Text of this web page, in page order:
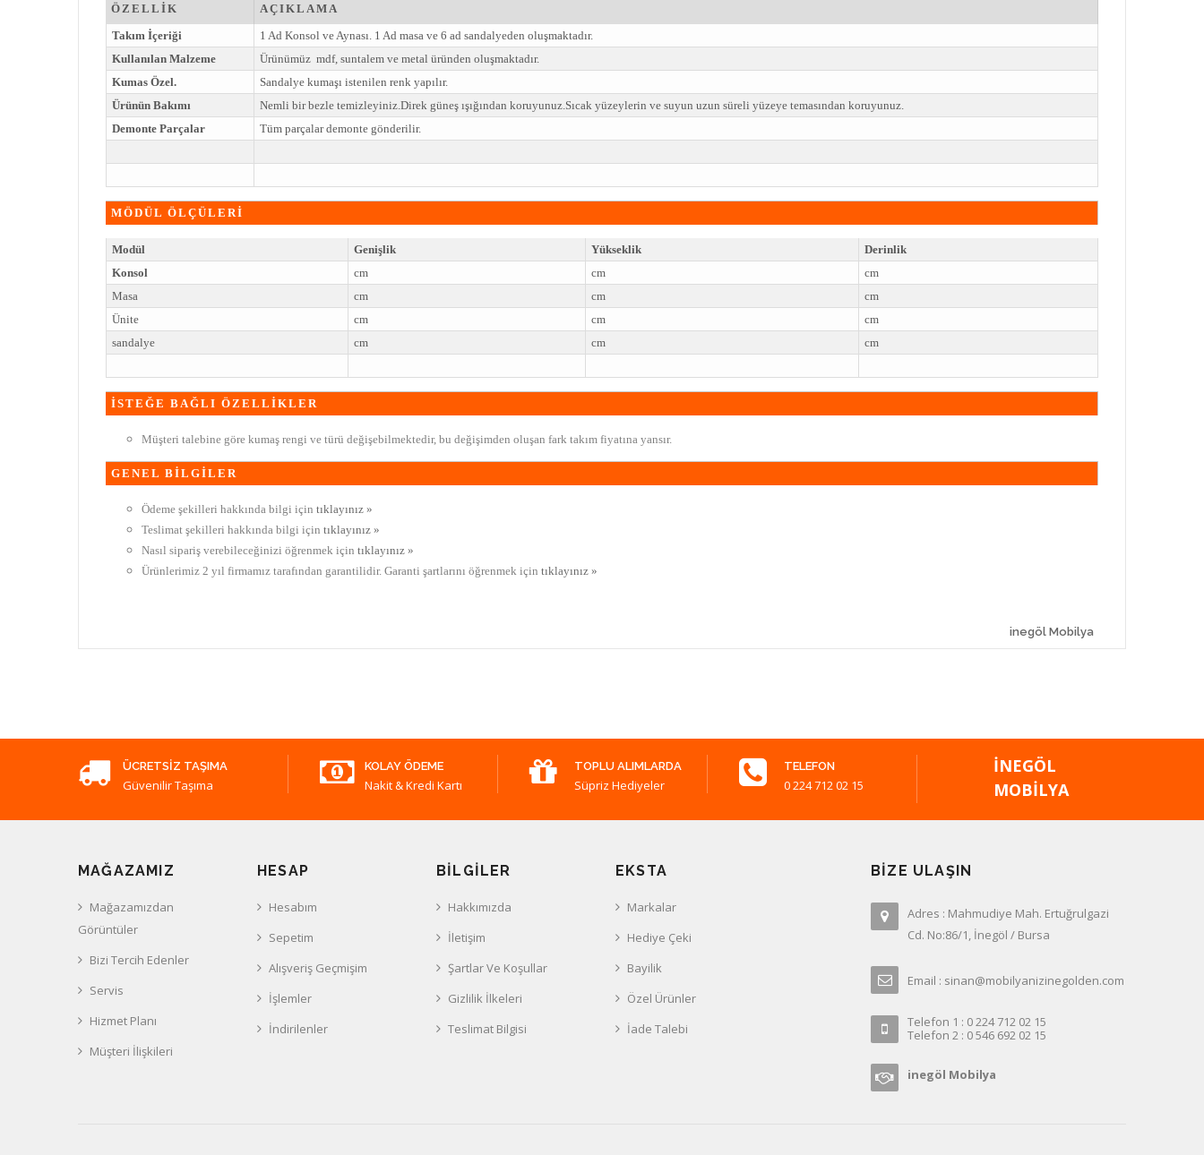
ÖZELLİK
AÇIKLAMA
Takım İçeriği
1 Ad Konsol ve Aynası. 1 Ad masa ve 6 ad sandalyeden oluşmaktadır.
Kullanılan Malzeme
Ürünümüz mdf, suntalem ve metal üründen oluşmaktadır.
Kumas Özel.
Sandalye kumaşı istenilen renk yapılır.
Ürünün Bakımı
Nemli bir bezle temizleyiniz.Direk güneş ışığından koruyunuz.Sıcak yüzeylerin ve suyun uzun süreli yüzeye temasından koruyunuz.
Demonte Parçalar
Tüm parçalar demonte gönderilir.
MÖDÜL ÖLÇÜLERİ
Modül Genişlik Yükseklik
Derinlik
Konsol
cm cm
cm
Masa
cm cm
cm
Ünite
cm cm
cm
sandalye
cm cm cm
İSTEĞE BAĞLI ÖZELLİKLER
Müşteri talebine göre kumaş rengi ve türü değişebilmektedir, bu değişimden oluşan fark takım fiyatına yansır.
GENEL BİLGİLER
Ödeme şekilleri hakkında bilgi için tıklayınız »
Teslimat şekilleri hakkında bilgi için tıklayınız »
Nasıl sipariş verebileceğinizi öğrenmek için tıklayınız »
Ürünlerimiz 2 yıl firmamız tarafından garantilidir. Garanti şartlarını öğrenmek için tıklayınız »
inegöl Mobilya
ÜCRETSIZ TAŞIMA
Güvenilir Taşıma
KOLAY ÖDEME
Nakit & Kredi Kartı
TOPLU ALIMLARDA
Süpriz Hediyeler
TELEFON
0 224 712 02 15
İNEGÖL
MOBILYA
MAĞAZAMIZ
Mağazamızdan
Görüntüler
Bizi Tercih Edenler
Servis
Hizmet Planı
Müşteri İlişkileri
HESAP
Hesabım
Sepetim
Alışveriş Geçmişim
İşlemler
İndirilenler
BILGILER
Hakkımızda
İletişim
Şartlar Ve Koşullar
Gizlilik İlkeleri
Teslimat Bilgisi
EKSTA
Markalar
Hediye Çeki
Bayilik
Özel Ürünler
İade Talebi
BIZE ULAŞIN
Adres : Mahmudiye Mah. Ertuğrulgazi
Cd. No:86/1, İnegöl / Bursa
Email : sinan@mobilyanizinegolden.com
Telefon 1 : 0 224 712 02 15
Telefon 2 : 0 546 692 02 15
inegöl Mobilya